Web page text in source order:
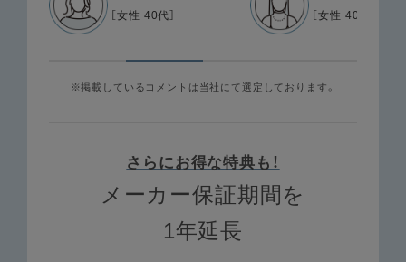
［女性 40代］ ［女性 40代］
※掲載しているコメントは当社にて選定しております。
さらにお得な特典も！
メーカー保証期間を
1年延長